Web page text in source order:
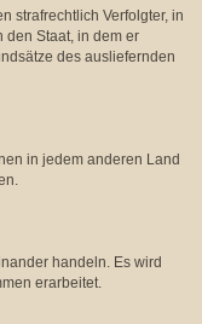
strafrechtlich Verfolgter, in
den Staat, in dem er
des ausliefernden
in jedem anderen Land
handeln. Es wird
erarbeitet.